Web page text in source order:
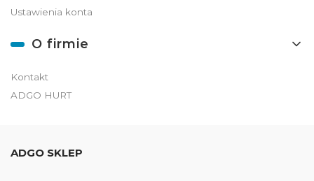
Ustawienia konta
O firmie
Kontakt
ADGO HURT
ADGO SKLEP